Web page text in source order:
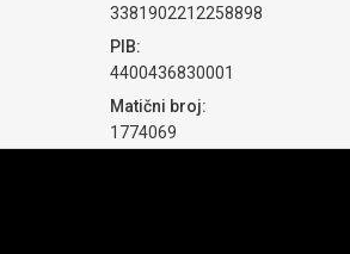
3381902212258898
PIB:
4400436830001
Matični broj:
1774069